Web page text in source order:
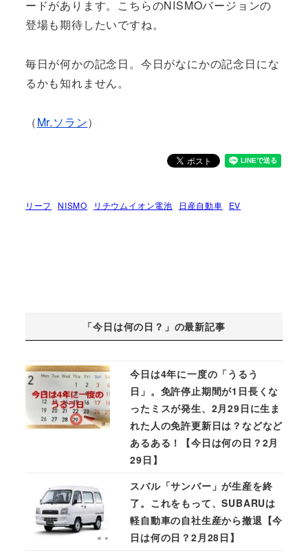
ードがあります。こちらのNISMOバージョンの
登場も期待したいですね。
毎日が何かの記念日。今日がなにかの記念日にな
るかも知れません。
（Mr.ソラン）
リーフ NISMO リチウムイオン電池 日産自動車 EV
「今日は何の日？」の最新記事
今日は4年に一度の「うるう
日」。免許停止期間が1日長くな
ったミスが発生、2月29日に生ま
れた人の免許更新日は？などなど
あるある！【今日は何の日？2月
29日】
スバル「サンバー」が生産を終
了。これをもって、SUBARUは
軽自動車の自社生産から撤退【今
日は何の日？2月28日】